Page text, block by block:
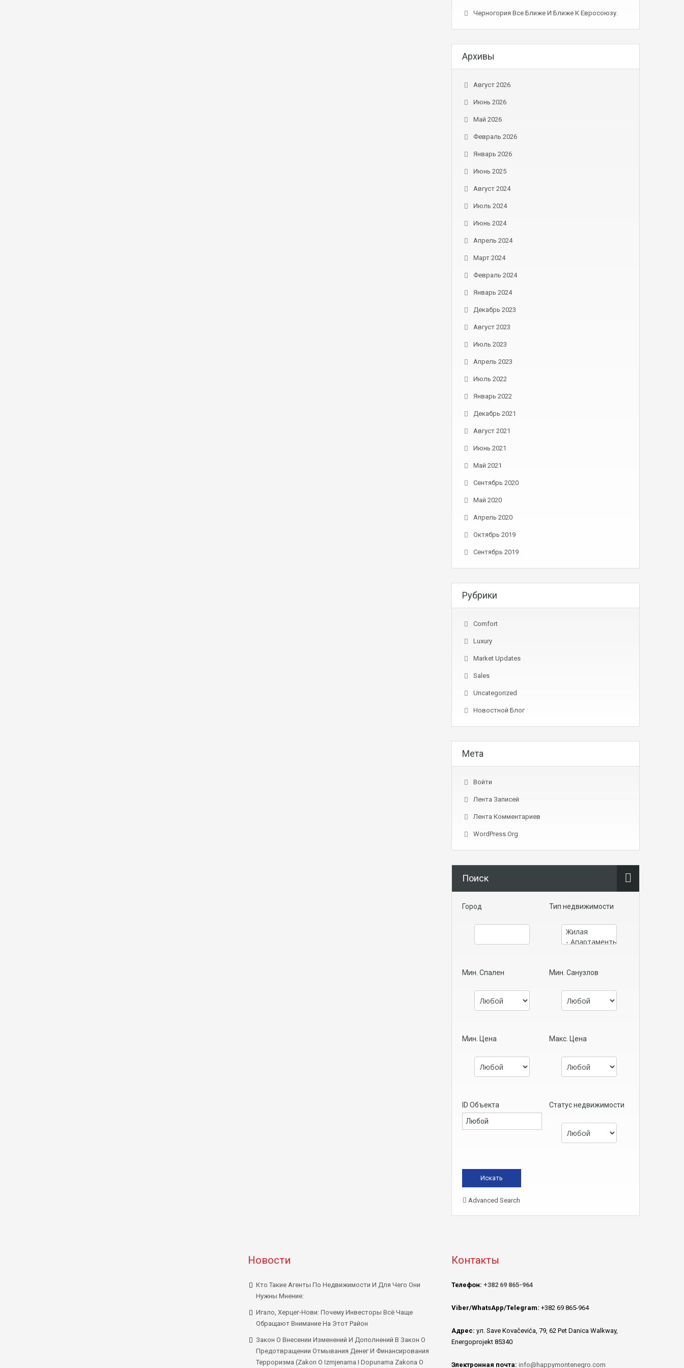
Черногория Все Ближе И Ближе К Евросоюзу.
Архивы
Август 2026
Июнь 2026
Май 2026
Февраль 2026
Январь 2026
Июнь 2025
Август 2024
Июль 2024
Июнь 2024
Апрель 2024
Март 2024
Февраль 2024
Январь 2024
Декабрь 2023
Август 2023
Июль 2023
Апрель 2023
Июль 2022
Январь 2022
Декабрь 2021
Август 2021
Июнь 2021
Май 2021
Сентябрь 2020
Май 2020
Апрель 2020
Октябрь 2019
Сентябрь 2019
Рубрики
Comfort
Luxury
Market Updates
Sales
Uncategorized
Новостной Блог
Мета
Войти
Лента Записей
Лента Комментариев
WordPress.org
Поиск
Город Тип недвижимости
Мин. Спален Мин. Санузлов
Мин. Цена Макс. Цена
ID Объекта Статус недвижимости
Advanced Search
Новости
Кто Такие Агенты По Недвижимости И Для Чего Они
Нужны Мнение:
Игало, Херцег-Нови: Почему Инвесторы Всё Чаще
Обращают Внимание На Этот Район
Закон О Внесении Изменений И Дополнений В Закон О
Предотвращении Отмывания Денег И Финансирования
Терроризма (Zakon O Izmjenama I Dopunama Zakona O
Контакты
Телефон: +382 69 865-964
Viber/WhatsApp/Telegram: +382 69 865-964
Адрес: ул. Save Kovačevića, 79, 62 Pet Danica Walkway,
Energoprojekt 85340
Электронная почта: info@happymontenegro.com